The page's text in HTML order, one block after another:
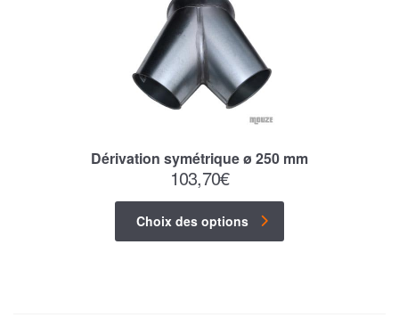
Dérivation symétrique ø 250 mm
103,70€
Choix des options